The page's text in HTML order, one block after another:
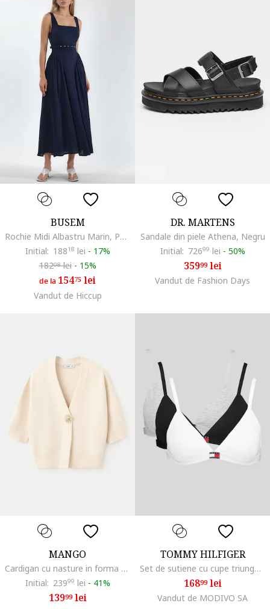
BUSEM
Rochie Midi Albastru Marin, Poliester, Fara Maneci, Decolteu Patrat
Initial: 18818 lei - 17%
18208lei - 15%
de la 15475 lei
Vandut de Hiccup
DR. MARTENS
Sandale din piele Athena, Negru
Initial: 72699 lei - 50%
35999lei
Vandut de Fashion Days
MANGO
Cardigan cu nasture in forma de soare si maneci medi, Bej deschis
Initial: 23999 lei - 41%
13999lei
TOMMY HILFIGER
Set de sutiene cu cupe triunghiulare si detaliu logo - 3 perechi, Alb/Negru/Gri melange
16899lei
Vandut de MODIVO SA